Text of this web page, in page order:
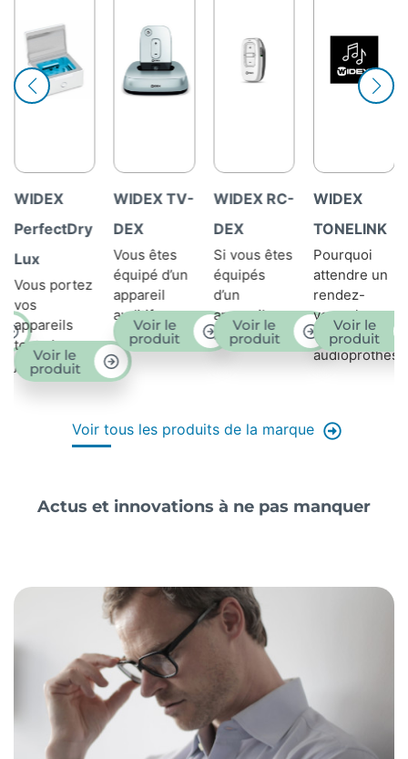
WIDEX TV-
DEX
Vous êtes
appareil
auditif
Widex,...
Voir le
produit
WIDEX RC-
DEX
Si vous êtes
équipés
d’un
appareil
auditif...
Voir le
produit
WIDEX
TONELINK
Pourquoi
attendre un
rendez-
vous chez
votre
audioprothésiste...
Voir le
produit
WIDEX
Sound
Assist™
Vous êtes
porteurs
d’aides
auditives,
Voir le
produit
Voir tous les produits de la marque
Actus et innovations à ne pas manquer